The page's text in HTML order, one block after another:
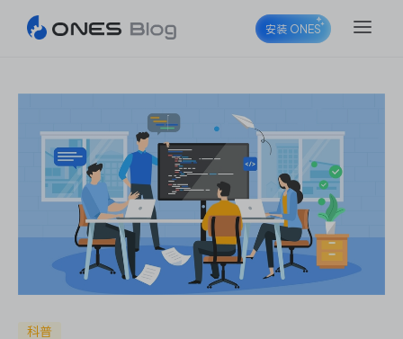
ONES Project
ONES Wiki
ONES Desk
安装 ONES
科普